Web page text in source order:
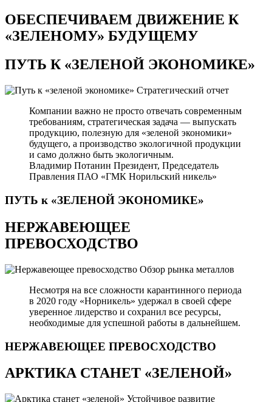
ОБЕСПЕЧИВАЕМ ДВИЖЕНИЕ К
«ЗЕЛЕНОМУ» БУДУЩЕМУ
ПУТЬ К«ЗЕЛЕНОЙ ЭКОНОМИКЕ»
Стратегический отчет
Компании важно не просто отвечать современным
требованиям, стратегическая задача — выпускать
продукцию, полезную для «зеленой экономики»
будущего, а производство экологичной продукции
и само должно быть экологичным.
Владимир Потанин Президент, Председатель
Правления ПАО «ГМК Норильский никель»
ПУТЬ к «ЗЕЛЕНОЙ ЭКОНОМИКЕ»
НЕРЖАВЕЮЩЕЕ
ПРЕВОСХОДСТВО
Обзор рынка металлов
Несмотря на все сложности карантинного периода
в 2020 году «Норникель» удержал в своей сфере
уверенное лидерство и сохранил все ресурсы,
необходимые для успешной работы в дальнейшем.
НЕРЖАВЕЮЩЕЕ ПРЕВОСХОДСТВО
АРКТИКА СТАНЕТ «ЗЕЛЕНОЙ»
Устойчивое развитие